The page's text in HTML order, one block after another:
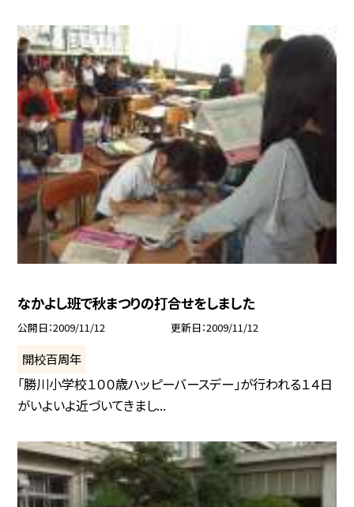
なかよし班で秋まつりの打合せをしました
公開日 2009/11/12 更新日 2009/11/12
開校百周年
「勝川小学校１００歳ハッピーバースデー」が行われる１４日
がいよいよ近づいてきまし...